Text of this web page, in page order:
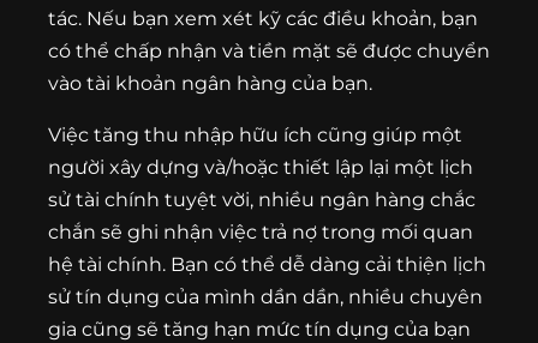
tác. Nếu bạn xem xét kỹ các điều khoản, bạn
có thể chấp nhận và tiền mặt sẽ được chuyển
vào tài khoản ngân hàng của bạn.
Việc tăng thu nhập hữu ích cũng giúp một
người xây dựng và/hoặc thiết lập lại một lịch
sử tài chính tuyệt vời, nhiều ngân hàng chắc
chắn sẽ ghi nhận việc trả nợ trong mối quan
hệ tài chính. Bạn có thể dễ dàng cải thiện lịch
sử tín dụng của mình dần dần, nhiều chuyên
gia cũng sẽ tăng hạn mức tín dụng của bạn